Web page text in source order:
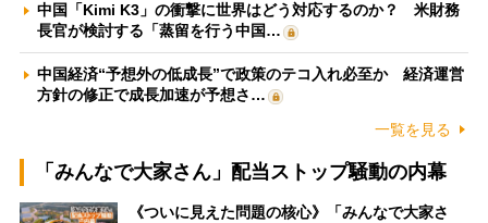
中国「Kimi K3」の衝撃に世界はどう対応するのか？ 米財務
長官が検討する「蒸留を行う中国…
中国経済“予想外の低成長”で政策のテコ入れ必至か 経済運営
方針の修正で成長加速が予想さ…
一覧を見る
「みんなで大家さん」配当ストップ騒動の内幕
《ついに見えた問題の核心》「みんなで大家さ